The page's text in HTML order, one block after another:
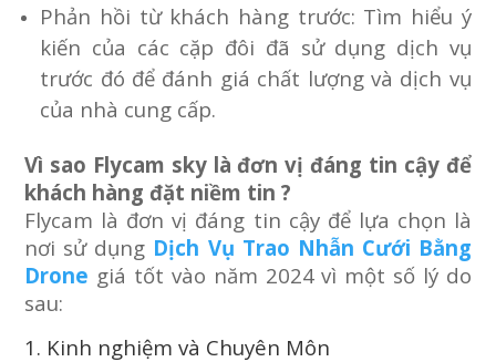
Phản hồi từ khách hàng trước: Tìm hiểu ý
kiến của các cặp đôi đã sử dụng dịch vụ
trước đó để đánh giá chất lượng và dịch vụ
của nhà cung cấp.
Vì sao Flycam sky là đơn vị đáng tin cậy để
khách hàng đặt niềm tin ?
Flycam là đơn vị đáng tin cậy để lựa chọn là
nơi sử dụng Dịch Vụ Trao Nhẫn Cưới Bằng
Drone giá tốt vào năm 2024 vì một số lý do
sau:
1. Kinh nghiệm và Chuyên Môn